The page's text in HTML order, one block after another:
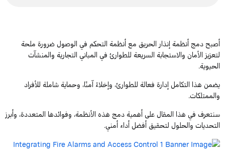
أصبح دمج أنظمة إنذار الحريق مع أنظمة التحكم في الوصول ضرورة ملحة
لتعزيز الأمان والاستجابة السريعة للطوارئ في المباني التجارية والمنشآت
الحيوية.
يضمن هذا التكامل إدارة فعالة للطوارئ، وإخلاءً آمنًا، وحماية شاملة للأفراد
والممتلكات.
سنتعرف في هذا المقال على أهمية دمج هذه الأنظمة، وفوائدها المتعددة، وأبرز
التحديات والحلول لتحقيق أفضل أداء أمني.